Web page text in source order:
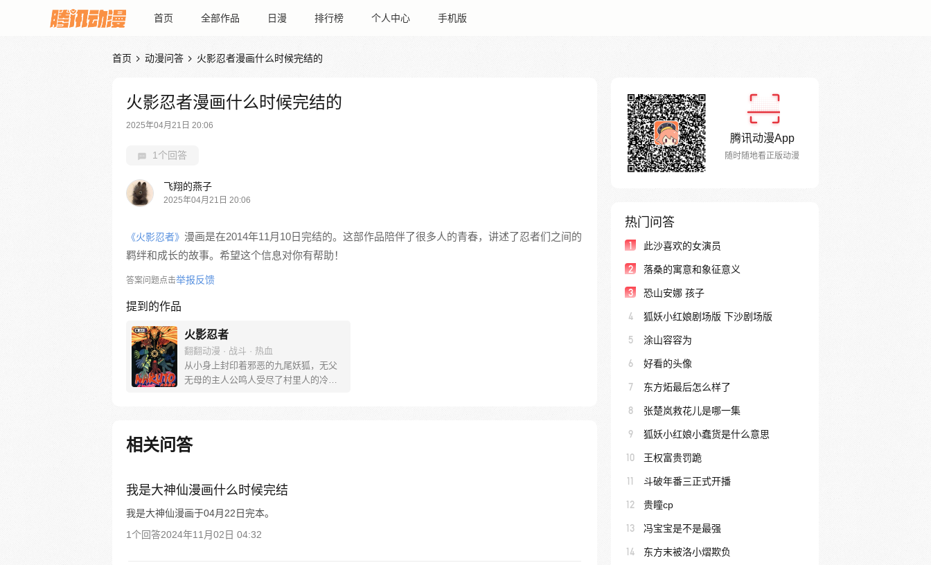
首页 全部作品 日漫 排行榜 个人中心 手机版
首页  动漫问答  火影忍者漫画什么时候完结的
火影忍者漫画什么时候完结的
2025年04月21日 20:06
1个回答
飞翔的燕子
2025年04月21日 20:06
《火影忍者》 漫画是在2014年11月10日完结的。这部作品陪伴了很多人的青春，讲述了忍者们之间的
羁绊和成长的故事。希望这个信息对你有帮助！
答案问题点击举报反馈
提到的作品
火影忍者
翻翻动漫 · 战斗 · 热血
从小身上封印着邪恶的九尾妖狐，无父
无母的主人公鸣人受尽了村里人的冷落
鲁老师关心他，鸣人的性格才没有变得
扭曲，他总是干劲十足，面对这种并不
相关问答
我是大神仙漫画什么时候完结
我是大神仙漫画于04月22日完本。
1个回答2024年11月02日 04:32
腾讯动漫App
随时随地看正版动漫
热门问答
1 此沙喜欢的女演员
2 落桑的寓意和象征意义
3 恐山安娜 孩子
4 狐妖小红娘剧场版 下沙剧场版
5 涂山容容为
6 好看的头像
7 东方炻最后怎么样了
8 张楚岚救花儿是哪一集
9 狐妖小红娘小蠢货是什么意思
10 王权富贵罚跪
11 斗破年番三正式开播
12 贵瞳cp
13 冯宝宝是不是最强
14 东方末被洛小熠欺负